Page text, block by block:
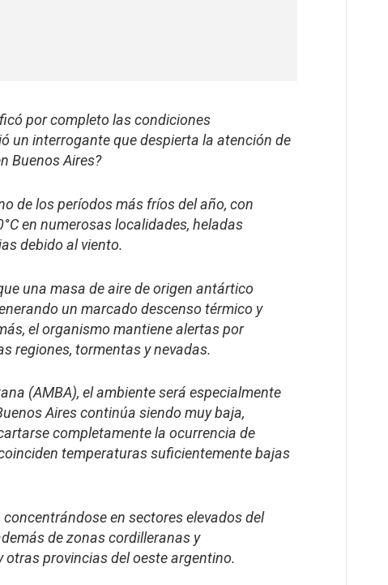
por completo las condiciones
un interrogante que despierta la atención de
Buenos Aires?
de los períodos más fríos del año, con
en numerosas localidades, heladas
debido al viento.
una masa de aire de origen antártico
un marcado descenso térmico y
el organismo mantiene alertas por
regiones, tormentas y nevadas.
(AMBA), el ambiente será especialmente
Aires continúa siendo muy baja,
completamente la ocurrencia de
temperaturas suficientemente bajas
en sectores elevados del
de zonas cordilleranas y
otras provincias del oeste argentino.